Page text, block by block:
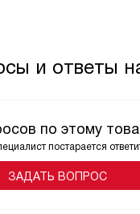
и ответы
по этому
постарается
ЗАДАТЬ ВОПРОС